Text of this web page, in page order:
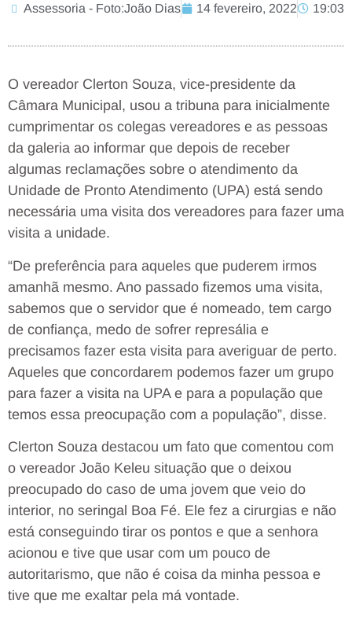
Assessoria - Foto:João Dias 14 fevereiro, 2022 19:03
O vereador Clerton Souza, vice-presidente da
Câmara Municipal, usou a tribuna para inicialmente
cumprimentar os colegas vereadores e as pessoas
da galeria ao informar que depois de receber
algumas reclamações sobre o atendimento da
Unidade de Pronto Atendimento (UPA) está sendo
necessária uma visita dos vereadores para fazer uma
visita a unidade.
“De preferência para aqueles que puderem irmos
amanhã mesmo. Ano passado fizemos uma visita,
sabemos que o servidor que é nomeado, tem cargo
de confiança, medo de sofrer represália e
precisamos fazer esta visita para averiguar de perto.
Aqueles que concordarem podemos fazer um grupo
para fazer a visita na UPA e para a população que
temos essa preocupação com a população”, disse.
Clerton Souza destacou um fato que comentou com
o vereador João Keleu situação que o deixou
preocupado do caso de uma jovem que veio do
interior, no seringal Boa Fé. Ele fez a cirurgias e não
está conseguindo tirar os pontos e que a senhora
acionou e tive que usar com um pouco de
autoritarismo, que não é coisa da minha pessoa e
tive que me exaltar pela má vontade.